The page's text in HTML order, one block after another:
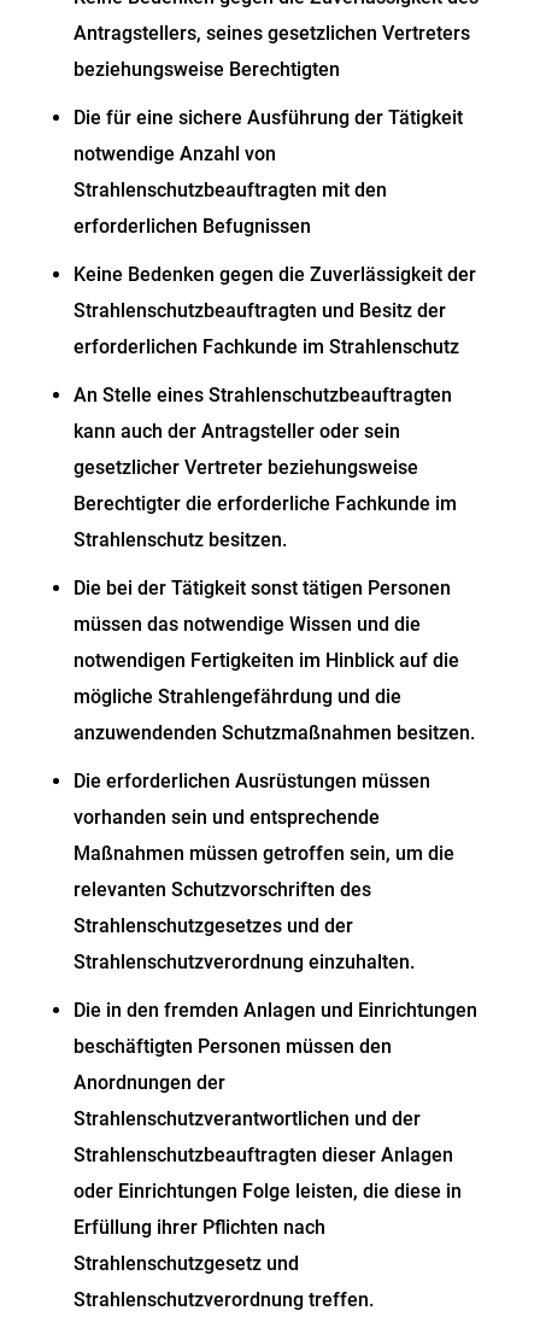
Antragstellers, seines gesetzlichen Vertreters
beziehungsweise Berechtigten
Die für eine sichere Ausführung der Tätigkeit
notwendige Anzahl von
Strahlenschutzbeauftragten mit den
erforderlichen Befugnissen
Keine Bedenken gegen die Zuverlässigkeit der
Strahlenschutzbeauftragten und Besitz der
erforderlichen Fachkunde im Strahlenschutz
An Stelle eines Strahlenschutzbeauftragten
kann auch der Antragsteller oder sein
gesetzlicher Vertreter beziehungsweise
Berechtigter die erforderliche Fachkunde im
Strahlenschutz besitzen.
Die bei der Tätigkeit sonst tätigen Personen
müssen das notwendige Wissen und die
notwendigen Fertigkeiten im Hinblick auf die
mögliche Strahlengefährdung und die
anzuwendenden Schutzmaßnahmen besitzen.
Die erforderlichen Ausrüstungen müssen
vorhanden sein und entsprechende
Maßnahmen müssen getroffen sein, um die
relevanten Schutzvorschriften des
Strahlenschutzgesetzes und der
Strahlenschutzverordnung einzuhalten.
Die in den fremden Anlagen und Einrichtungen
beschäftigten Personen müssen den
Anordnungen der
Strahlenschutzverantwortlichen und der
Strahlenschutzbeauftragten dieser Anlagen
oder Einrichtungen Folge leisten, die diese in
Erfüllung ihrer Pflichten nach
Strahlenschutzgesetz und
Strahlenschutzverordnung treffen.